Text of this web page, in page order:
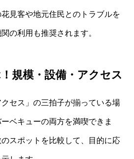
見客や地元住民とのトラブルを
の利用も推奨されます。
規模・設備・アクセス
クセス」の三拍子が揃っている場
ベキューの両方を満喫できま
スポットを比較して、目的に応